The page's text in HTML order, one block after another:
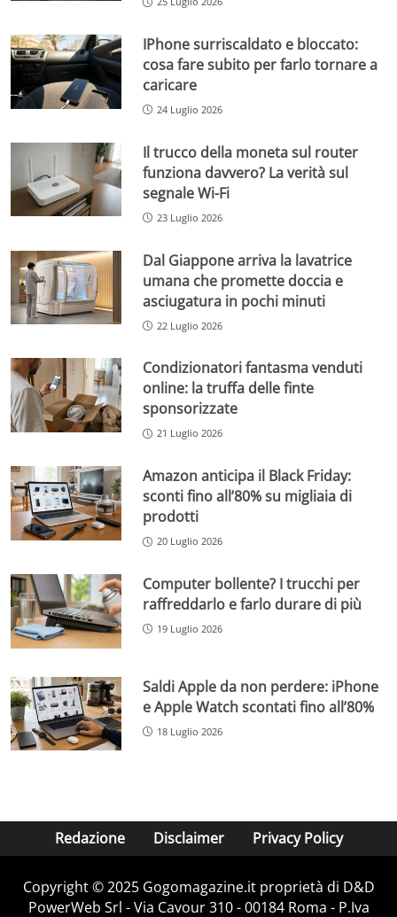
IPhone surriscaldato e bloccato:
cosa fare subito per farlo tornare a
caricare
24 Luglio 2026
Il trucco della moneta sul router
funziona davvero? La verità sul
segnale Wi-Fi
23 Luglio 2026
Dal Giappone arriva la lavatrice
umana che promette doccia e
asciugatura in pochi minuti
22 Luglio 2026
Condizionatori fantasma venduti
online: la truffa delle finte
sponsorizzate
21 Luglio 2026
Amazon anticipa il Black Friday:
sconti fino all’80% su migliaia di
prodotti
20 Luglio 2026
Computer bollente? I trucchi per
raffreddarlo e farlo durare di più
19 Luglio 2026
Saldi Apple da non perdere: iPhone
e Apple Watch scontati fino all’80%
18 Luglio 2026
Redazione Disclaimer Privacy Policy
Copyright © 2025 Gogomagazine.it proprietà di D&D
PowerWeb Srl - Via Cavour 310 - 00184 Roma - P.Iva